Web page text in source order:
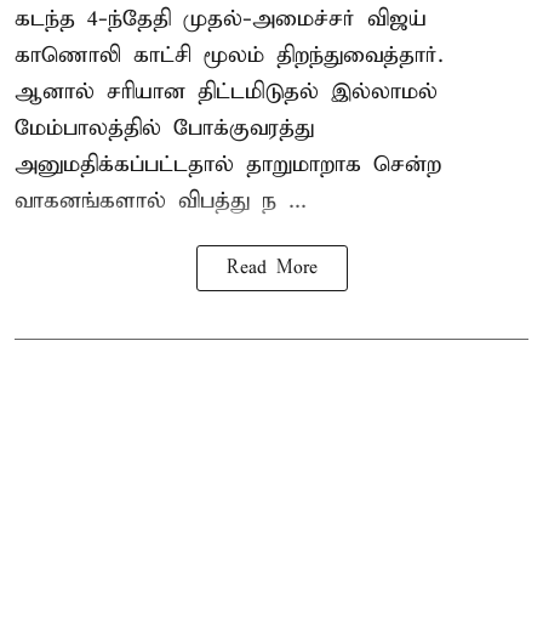
கடந்த 4-ந்தேதி முதல்-அமைச்சர் விஜய்
காணொலி காட்சி மூலம் திறந்துவைத்தார்.
ஆனால் சரியான திட்டமிடுதல் இல்லாமல்
மேம்பாலத்தில் போக்குவரத்து
அனுமதிக்கப்பட்டதால் தாறுமாறாக சென்ற
வாகனங்களால் விபத்து ந ...
Read More